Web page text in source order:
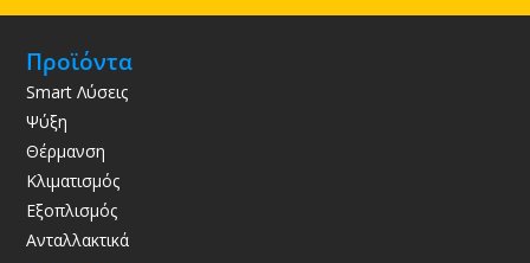
Προϊόντα
Smart Λύσεις
Ψύξη
Θέρμανση
Κλιματισμός
Εξοπλισμός
Ανταλλακτικά